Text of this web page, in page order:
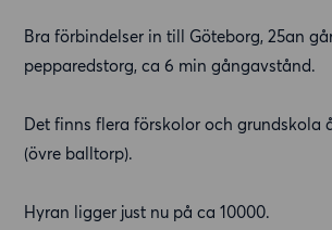
Bra förbindelser in till Göteborg, 25an
pepparedstorg, ca 6 min gångavstånd.
Det finns flera förskolor och grundskola
(övre balltorp).
Hyran ligger just nu på ca 10000.